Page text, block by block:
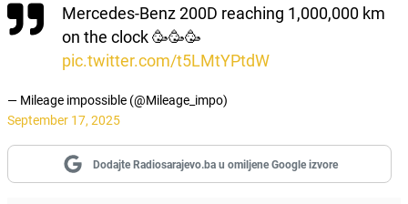
Mercedes-Benz 200D reaching 1,000,000 km
on the clock 🥳🥳🥳
pic.twitter.com/t5LMtYPtdW
— Mileage impossible (@Mileage_impo)
September 17, 2025
Dodajte Radiosarajevo.ba u omiljene Google izvore